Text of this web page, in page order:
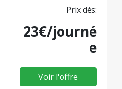
Prix dès:
23€/journé
e
Voir l'offre